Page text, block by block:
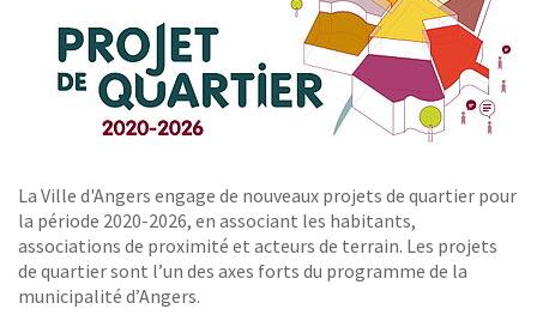
La Ville d'Angers engage de nouveaux projets de quartier pour
la période 2020-2026, en associant les habitants,
associations de proximité et acteurs de terrain. Les projets
de quartier sont l’un des axes forts du programme de la
municipalité d’Angers.